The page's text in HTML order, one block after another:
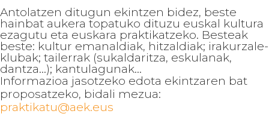
Antolatzen ditugun ekintzen bidez, beste
hainbat aukera topatuko dituzu euskal kultura
ezagutu eta euskara praktikatzeko. Besteak
beste: kultur emanaldiak, hitzaldiak; irakurzale-
klubak; tailerrak (sukaldaritza, eskulanak,
dantza...); kantulagunak...
Informazioa jasotzeko edota ekintzaren bat
proposatzeko, bidali mezua:
praktikatu@aek.eus